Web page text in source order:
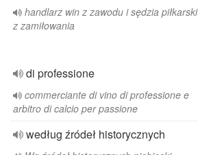
handlarz win z zawodu i sędzia piłkarski
z zamiłowania
di professione
commerciante di vino di professione e
arbitro di calcio per passione
według źródeł historycznych